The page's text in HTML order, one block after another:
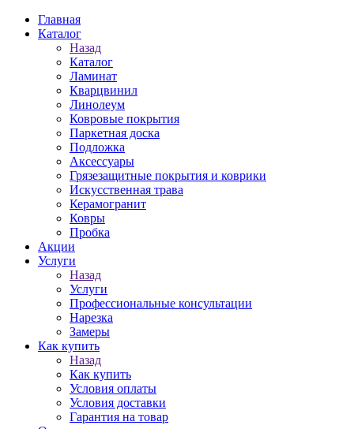
Главная
Каталог
Назад
Каталог
Ламинат
Кварцвинил
Линолеум
Ковровые покрытия
Паркетная доска
Подложка
Аксессуары
Грязезащитные покрытия и коврики
Искусственная трава
Керамогранит
Ковры
Пробка
Акции
Услуги
Назад
Услуги
Профессиональные консультации
Нарезка
Замеры
Как купить
Назад
Как купить
Условия оплаты
Условия доставки
Гарантия на товар